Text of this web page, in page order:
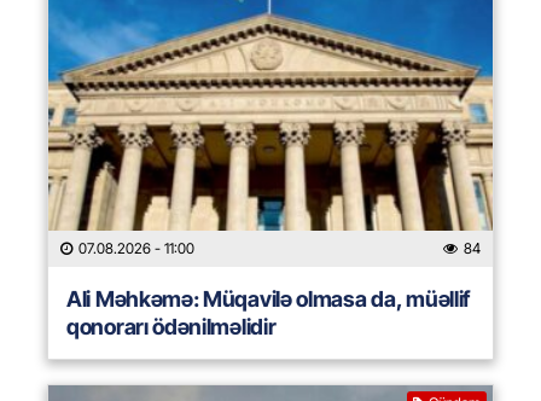
07.08.2026 - 11:00 84
Ali Məhkəmə: Müqavilə olmasa da, müəllif
qonorarı ödənilməlidir